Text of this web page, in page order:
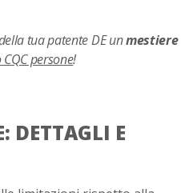
tua patente DE unmestiere
persone!
DETTAGLI E